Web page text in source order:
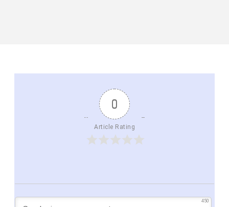
0
Article Rating
450